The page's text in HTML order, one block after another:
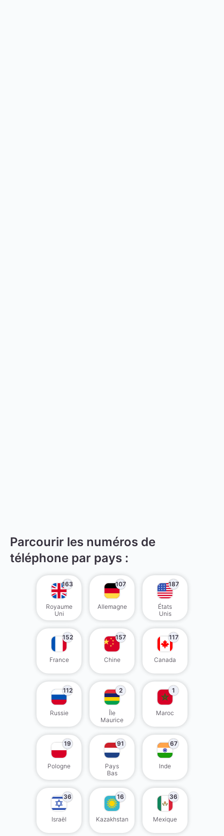
Parcourir les numéros de
téléphone par pays :
163
Royaume
Uni
107
Allemagne
187
États
Unis
152
France
157
Chine
117
Canada
112
Russie
2
Île
Maurice
1
Maroc
19
Pologne
91
Pays
Bas
67
Inde
36
Israël
16
Kazakhstan
36
Mexique